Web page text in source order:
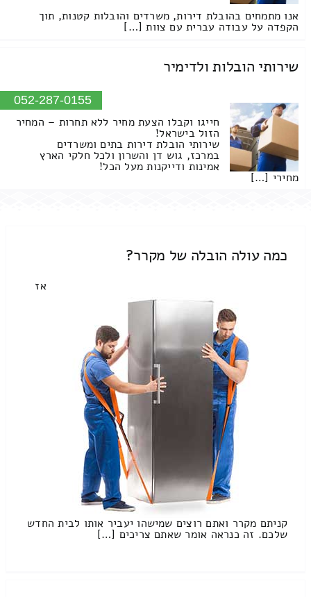
אנו מתמחים בהובלת דירות, משרדים והובלות קטנות, תוך
הקפדה על עבודה עברית עם צוות […]
שירותי הובלות ולדימיר
052-287-0155
חייגו וקבלו הצעת מחיר ללא תחרות – המחיר
הזול בישראל!
שירותי הובלת דירות בתים ומשרדים
במרכז, גוש דן והשרון ולכל חלקי הארץ
אמינות ודייקנות מעל הכל!
מחירי […]
כמה עולה הובלה של מקרר?
אז
קניתם מקרר ואתם רוצים שמישהו יעביר אותו לבית החדש
שלכם. זה כנראה אומר שאתם צריכים […]